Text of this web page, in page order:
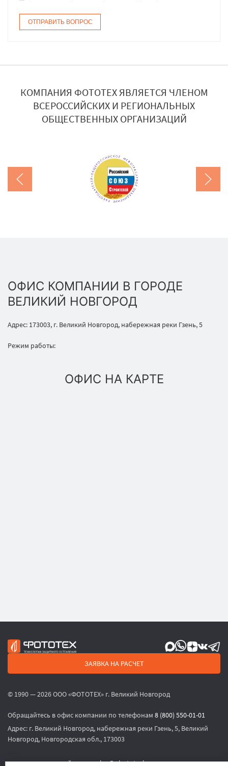
КОМПАНИЯ ФОТОТЕХ ЯВЛЯЕТСЯ ЧЛЕНОМ
ВСЕРОССИЙСКИХ И РЕГИОНАЛЬНЫХ
ОБЩЕСТВЕННЫХ ОРГАНИЗАЦИЙ
ОФИС КОМПАНИИ В ГОРОДЕ
ВЕЛИКИЙ НОВГОРОД
Адрес: 173003, г. Великий Новгород, набережная реки Гзень, 5
Режим работы:
ОФИС НА КАРТЕ
ЗАЯВКА НА РАСЧЕТ
© 1990 — 2026 ООО «ФОТОТЕХ» г. Великий Новгород
Обращайтесь в офис компании по телефонам 8 (800) 550-01-01
Адрес: г. Великий Новгород, набережная реки Гзень, 5, Великий
Новгород, Новгородская обл., 173003
или по электронной почтеsales@phototech.ru